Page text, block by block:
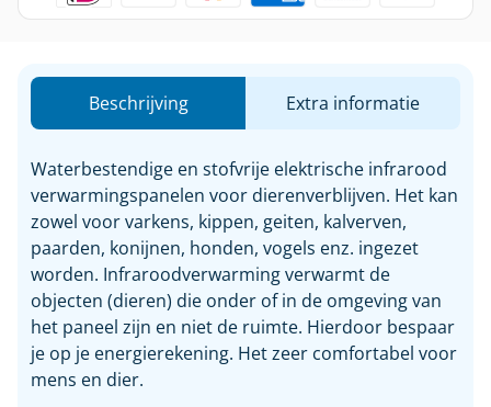
Beschrijving Extra informatie
Waterbestendige en stofvrije elektrische infrarood
verwarmingspanelen voor dierenverblijven. Het kan
zowel voor varkens, kippen, geiten, kalverven,
paarden, konijnen, honden, vogels enz. ingezet
worden. Infraroodverwarming verwarmt de
objecten (dieren) die onder of in de omgeving van
het paneel zijn en niet de ruimte. Hierdoor bespaar
je op je energierekening. Het zeer comfortabel voor
mens en dier.